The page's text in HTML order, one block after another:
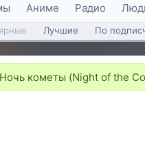
Аниме Радио
Лучшие По
кометы (Night of the